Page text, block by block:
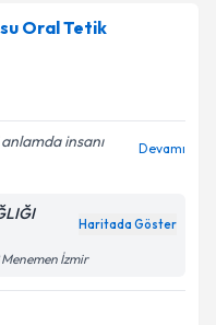
Oral Tetik
insanı
Devamı
Haritada Göster
Menemen İzmir